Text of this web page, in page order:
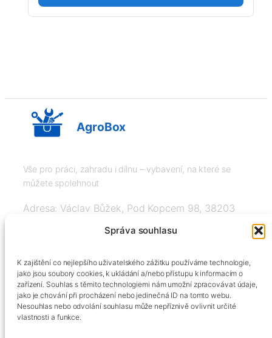
Správa souhlasu
K zajištění co nejlepšího uživatelského zážitku používáme technologie,
jako jsou soubory cookies, k ukládání a/nebo přístupu k informacím o
zařízení. Souhlas s těmito technologiemi nám umožní zpracovávat údaje,
jako je chování při procházení nebo jedinečná ID na tomto webu.
Nesouhlas nebo odvolání souhlasu může nepříznivě ovlivnit určité
vlastnosti a funkce.
AgroBox
Vše pro práci, zahradu i dílnu – vybavení, na které se
můžete spolehnout
Adresa: Václav Bůžek, Pod Kopcem 98, 38203
+420606334248, info@agrobox.cz